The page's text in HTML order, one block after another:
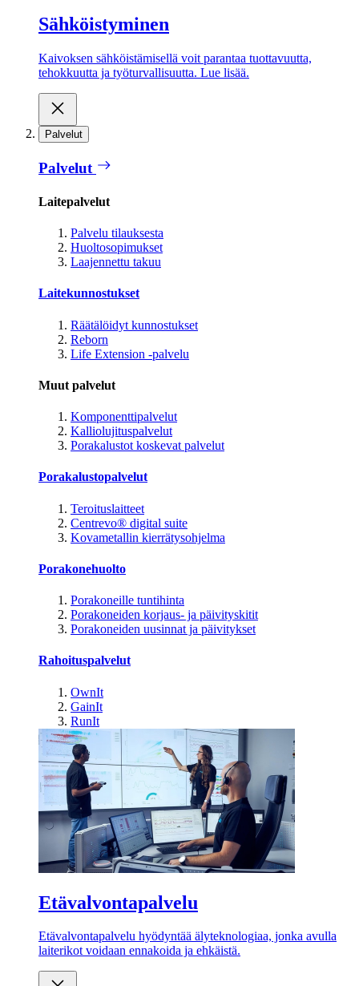
Sähköistyminen
Kaivoksen sähköistämisellä voit parantaa tuottavuutta,
tehokkuutta ja työturvallisuutta. Lue lisää.
Palvelut
Palvelut
Laitepalvelut
Palvelu tilauksesta
Huoltosopimukset
Laajennettu takuu
Laitekunnostukset
Räätälöidyt kunnostukset
Reborn
Life Extension -palvelu
Muut palvelut
Komponenttipalvelut
Kalliolujituspalvelut
Porakalustot koskevat palvelut
Porakalustopalvelut
Teroituslaitteet
Centrevo® digital suite
Kovametallin kierrätysohjelma
Porakonehuolto
Porakoneille tuntihinta
Porakoneiden korjaus- ja päivityskitit
Porakoneiden uusinnat ja päivitykset
Rahoituspalvelut
OwnIt
GainIt
RunIt
Etävalvontapalvelu
Etävalvontapalvelu hyödyntää älyteknologiaa, jonka avulla
laiterikot voidaan ennakoida ja ehkäistä.